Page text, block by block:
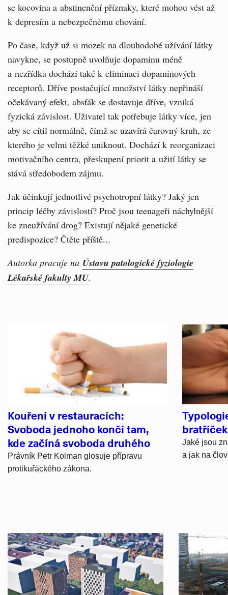
se kocovina a abstinenční příznaky, které mohou vést až
k depresím a nebezpečnému chování.
Po čase, když už si mozek na dlouhodobé užívání látky
navykne, se postupně uvolňuje dopaminu méně
a nezřídka dochází také k eliminaci dopaminových
receptorů. Dříve postačující množství látky nepřináší
očekávaný efekt, absťák se dostavuje dříve, vzniká
fyzická závislost. Uživatel tak potřebuje látky více, jen
aby se cítil normálně, čímž se uzavírá čarovný kruh, ze
kterého je velmi těžké uniknout. Dochází k reorganizaci
motivačního centra, přeskupení priorit a užití látky se
stává středobodem zájmu.
Jak účinkují jednotlivé psychotropní látky? Jaký jen
princip léčby závislostí? Proč jsou teenageři náchylnější
ke zneužívání drog? Existují nějaké genetické
predispozice? Čtěte příště...
Autorka pracuje na Ústavu patologické fyziologie
Lékařské fakulty MU.
Související
články
Kouření v restauracích:
Svoboda jednoho končí tam,
kde začíná svoboda druhého
Právník Petr Kolman glosuje přípravu
protikuřáckého zákona.
Jaké jsou
a jak na
Hlavní
novinky